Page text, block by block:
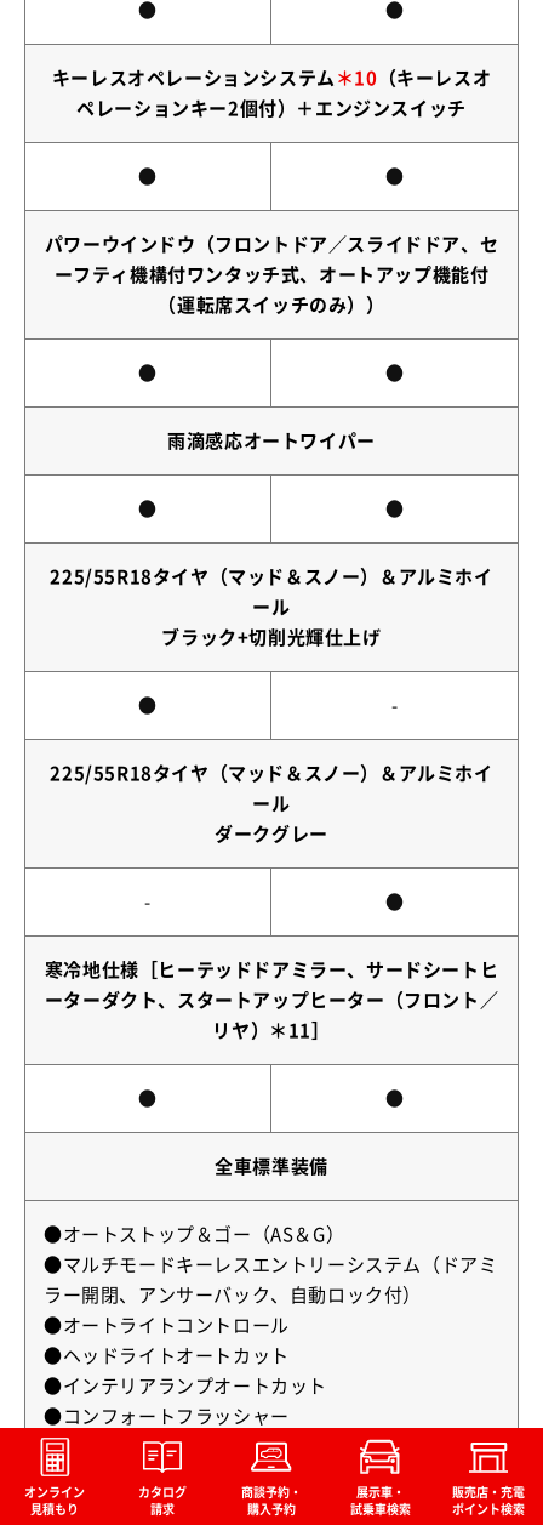
● ●
キーレスオペレーションシステム ＊10 （キーレスオ
ペレーションキー2個付）＋エンジンスイッチ
● ●
パワーウインドウ（フロントドア／スライドドア、セ
ーフティ機構付ワンタッチ式、オートアップ機能付
（運転席スイッチのみ））
● ●
雨滴感応オートワイパー
● ●
225/55R18タイヤ（マッド＆スノー）＆アルミホイ
ール
ブラック+切削光輝仕上げ
● -
225/55R18タイヤ（マッド＆スノー）＆アルミホイ
ール
ダークグレー
- ●
寒冷地仕様［ヒーテッドドアミラー、サードシートヒ
ーターダクト、スタートアップヒーター（フロント／
リヤ）＊11］
● ●
全車標準装備
●オートストップ＆ゴー（AS＆G）
●マルチモードキーレスエントリーシステム（ドアミ
ラー開閉、アンサーバック、自動ロック付）
●オートライトコントロール
●ヘッドライトオートカット
●インテリアランプオートカット
●コンフォートフラッシャー
●アクセサリー電源オートカット機能
●インテリジェントウォッシャー
●ウェルカムライト
オンライン
見積もり （別ウィンドウで開く）
カタログ
請求（別ウィンドウで開く）
商談予約・
購入予約（別ウィンドウで開く）
展示車・
試乗車検索（別ウィンドウで開く）
販売店・充電
ポイント検索（